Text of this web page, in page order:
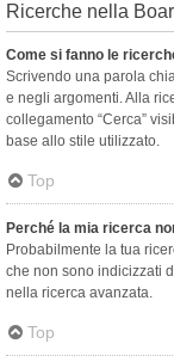
Ricerche nella
Come si fanno le
Scrivendo una parola
e negli argomenti. Alla
collegamento “Cerca”
base allo stile utilizzato.
Top
Perché la mia ricerca
Probabilmente la tua
che non sono indicizzati
nella ricerca avanzata.
Top